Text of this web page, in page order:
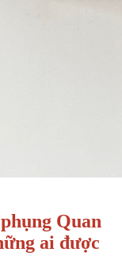
Quan
ai được